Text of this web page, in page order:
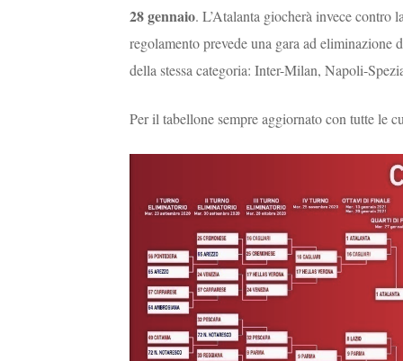
28 gennaio. L’Atalanta giocherà invece contro
regolamento prevede una gara ad
della stessa categoria: Inter-Milan, Napoli-
Per il tabellone sempre aggiornato con tutte le